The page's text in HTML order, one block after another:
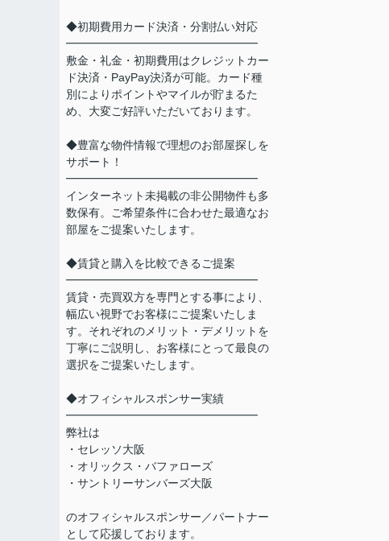
◆初期費用カード決済・分割払い対応
━━━━━━━━━━━━━━━━━
敷金・礼金・初期費用はクレジットカー
ド決済・PayPay決済が可能。カード種
別によりポイントやマイルが貯まるた
め、大変ご好評いただいております。
◆豊富な物件情報で理想のお部屋探しを
サポート！
━━━━━━━━━━━━━━━━━
インターネット未掲載の非公開物件も多
数保有。ご希望条件に合わせた最適なお
部屋をご提案いたします。
◆賃貸と購入を比較できるご提案
━━━━━━━━━━━━━━━━━
賃貸・売買双方を専門とする事により、
幅広い視野でお客様にご提案いたしま
す。それぞれのメリット・デメリットを
丁寧にご説明し、お客様にとって最良の
選択をご提案いたします。
◆オフィシャルスポンサー実績
━━━━━━━━━━━━━━━━━
弊社は
・セレッソ大阪
・オリックス・バファローズ
・サントリーサンバーズ大阪
のオフィシャルスポンサー／パートナー
として応援しております。